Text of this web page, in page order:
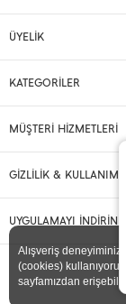
ÜYELİK
KATEGORİLER
MÜŞTERİ HİZMETLERİ
GİZLİLİK & KULLANIM
UYGULAMAYI İNDİRİN
Alışveriş
(cookies)
sayfamızdan